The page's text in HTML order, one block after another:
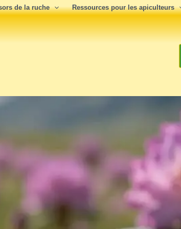
de la ruche Ressources pour les apiculteurs